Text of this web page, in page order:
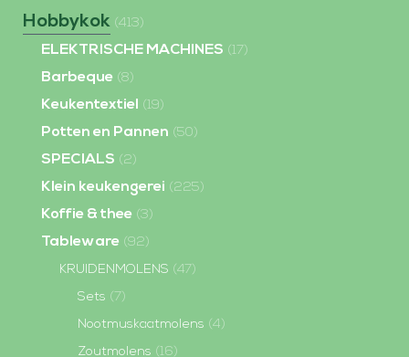
Hobbykok (413)
ELEKTRISCHE MACHINES (17)
Barbeque (8)
Keukentextiel (19)
Potten en Pannen (50)
SPECIALS (2)
Klein keukengerei (225)
Koffie & thee (3)
Tableware (92)
KRUIDENMOLENS (47)
Sets (7)
Nootmuskaatmolens (4)
Zoutmolens (16)